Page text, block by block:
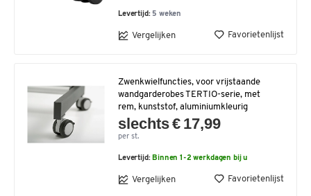
Levertijd: 5 weken
Vergelijken Favorietenlijst
Zwenkwielfuncties, voor vrijstaande
wandgarderobes TERTIO-serie, met
rem, kunststof, aluminiumkleurig
slechts € 17,99
per st.
Levertijd: Binnen 1-2 werkdagen bij u
Vergelijken Favorietenlijst